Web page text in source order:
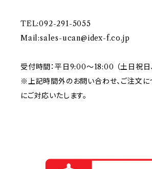
TEL:092-291-5055
Mail:sales-ucan@idex-f.co.jp
受付時間：平日9:00～18:00 （土日祝日
※上記時間外のお問い合わせ、ご注文に
にご対応いたします。